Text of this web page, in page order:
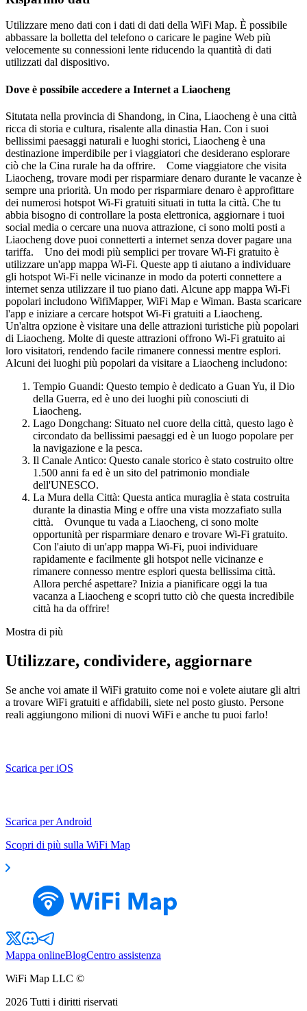
Utilizzare meno dati con i dati di dati della WiFi Map. È possibile
abbassare la bolletta del telefono o caricare le pagine Web più
velocemente su connessioni lente riducendo la quantità di dati
utilizzati dal dispositivo.
Dove è possibile accedere a Internet a Liaocheng
Situtata nella provincia di Shandong, in Cina, Liaocheng è una città
ricca di storia e cultura, risalente alla dinastia Han. Con i suoi
bellissimi paesaggi naturali e luoghi storici, Liaocheng è una
destinazione imperdibile per i viaggiatori che desiderano esplorare
ciò che la Cina rurale ha da offrire. Come viaggiatore che visita
Liaocheng, trovare modi per risparmiare denaro durante le vacanze è
sempre una priorità. Un modo per risparmiare denaro è approfittare
dei numerosi hotspot Wi-Fi gratuiti situati in tutta la città. Che tu
abbia bisogno di controllare la posta elettronica, aggiornare i tuoi
social media o cercare una nuova attrazione, ci sono molti posti a
Liaocheng dove puoi connetterti a internet senza dover pagare una
tariffa. Uno dei modi più semplici per trovare Wi-Fi gratuito è
utilizzare un'app mappa Wi-Fi. Queste app ti aiutano a individuare
gli hotspot Wi-Fi nelle vicinanze in modo da poterti connettere a
internet senza utilizzare il tuo piano dati. Alcune app mappa Wi-Fi
popolari includono WifiMapper, WiFi Map e Wiman. Basta scaricare
l'app e iniziare a cercare hotspot Wi-Fi gratuiti a Liaocheng.
Un'altra opzione è visitare una delle attrazioni turistiche più popolari
di Liaocheng. Molte di queste attrazioni offrono Wi-Fi gratuito ai
loro visitatori, rendendo facile rimanere connessi mentre esplori.
Alcuni dei luoghi più popolari da visitare a Liaocheng includono:
Tempio Guandi: Questo tempio è dedicato a Guan Yu, il Dio
della Guerra, ed è uno dei luoghi più conosciuti di
Liaocheng.
Lago Dongchang: Situato nel cuore della città, questo lago è
circondato da bellissimi paesaggi ed è un luogo popolare per
la navigazione e la pesca.
Il Canale Antico: Questo canale storico è stato costruito oltre
1.500 anni fa ed è un sito del patrimonio mondiale
dell'UNESCO.
La Mura della Città: Questa antica muraglia è stata costruita
durante la dinastia Ming e offre una vista mozzafiato sulla
città. Ovunque tu vada a Liaocheng, ci sono molte
opportunità per risparmiare denaro e trovare Wi-Fi gratuito.
Con l'aiuto di un'app mappa Wi-Fi, puoi individuare
rapidamente e facilmente gli hotspot nelle vicinanze e
rimanere connesso mentre esplori questa bellissima città.
Allora perché aspettare? Inizia a pianificare oggi la tua
vacanza a Liaocheng e scopri tutto ciò che questa incredibile
città ha da offrire!
Mostra di più
Utilizzare, condividere, aggiornare
Se anche voi amate il WiFi gratuito come noi e volete aiutare gli altri
a trovare WiFi gratuiti e affidabili, siete nel posto giusto. Persone
reali aggiungono milioni di nuovi WiFi e anche tu puoi farlo!
Scarica per iOS
Scarica per Android
Scopri di più sulla WiFi Map
Mappa onlineBlogCentro assistenza
WiFi Map LLC ©
2026 Tutti i diritti riservati